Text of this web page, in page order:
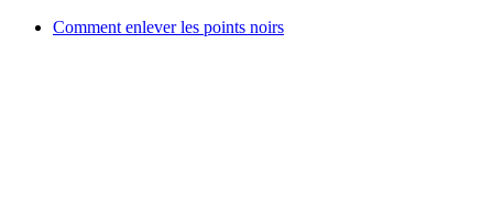
Comment enlever les points noirs